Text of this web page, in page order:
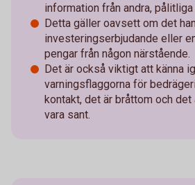
information från andra, pålitliga
Detta gäller oavsett om det
investeringserbjudande eller
pengar från någon närstående.
Det är också viktigt att känna
varningsflaggorna för
kontakt, det är bråttom och
vara sant.